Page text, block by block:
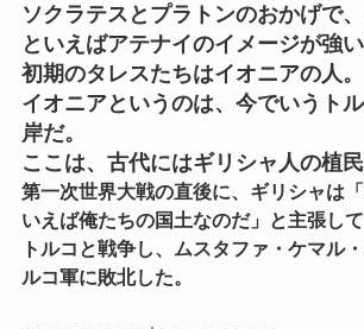
ソクラテスとプラトンのおかげで
といえばアテナイのイメージが強い
初期のタレスたちはイオニアの人。
イオニアというのは、今でいうト
岸だ。
ここは、古代にはギリシャ人の植民
第一次世界大戦の直後に、ギリシャは
いえば俺たちの国土なのだ」と主張して
トルコと戦争し、ムスタファ・ケマル
ルコ軍に敗北した。